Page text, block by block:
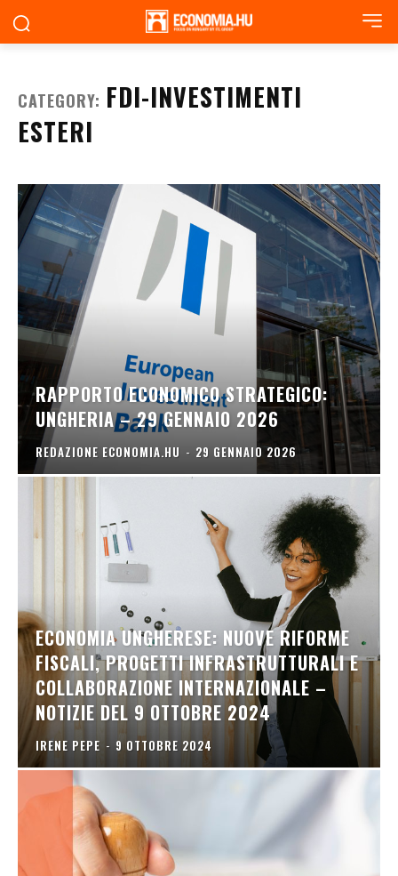
CATEGORY: FDI-INVESTIMENTI
ESTERI
RAPPORTO ECONOMICO STRATEGICO:
UNGHERIA – 29 GENNAIO 2026
REDAZIONE ECONOMIA.HU - 29 GENNAIO 2026
ECONOMIA UNGHERESE: NUOVE RIFORME
FISCALI, PROGETTI INFRASTRUTTURALI E
COLLABORAZIONE INTERNAZIONALE –
NOTIZIE DEL 9 OTTOBRE 2024
IRENE PEPE - 9 OTTOBRE 2024